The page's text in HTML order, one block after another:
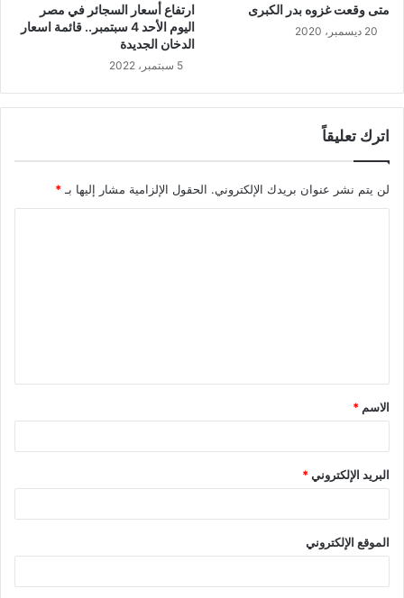
متى وقعت غزوه بدر الكبرى
20 ديسمبر، 2020
ارتفاع أسعار السجائر في مصر
اليوم الأحد 4 سبتمبر.. قائمة اسعار
الدخان الجديدة
5 سبتمبر، 2022
اترك تعليقاً
لن يتم نشر عنوان بريدك الإلكتروني. الحقول الإلزامية مشار إليها بـ *
ق
*
الاسم *
البريد الإلكتروني*
الموقع الإلكتروني